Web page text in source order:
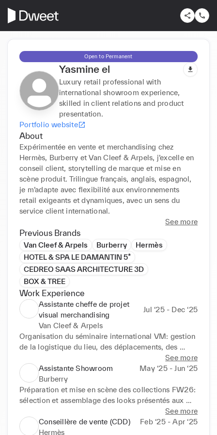
Open to Permanent
Yasmine el
Luxury retail professional with
international showroom experience,
skilled in client relations and product
presentation.
Portfolio website
About
Expérimentée en vente et merchandising chez
Hermès, Burberry et Van Cleef & Arpels, j’excelle en
conseil client, storytelling de marque et mise en
scène produit. Trilingue français, anglais, espagnol,
je m’adapte avec flexibilité aux environnements
retail exigeants et dynamiques, avec un sens du
service client international.
See more
Previous Brands
Van Cleef & Arpels Burberry
Hermès
HOTEL & SPA LE DAMANTIN 5*
CEDREO SAAS ARCHITECTURE 3D
BOX & TREE
Work Experience
Assistante cheffe de projet
visual merchandising
Jul ‘25 - Dec ‘25
Van Cleef & Arpels
Organisation du séminaire international VM: gestion
de la logistique du lieu, des déplacements, des
animations. Communication et coordination des
participants. Développement de PLV
institutionnelles (joaillerie, haute joaillerie,
horlogerie): participation à la création d'outils
permanents, rédaction des briefs fournisseurs, suivi
du développement, validation des prototypes pour
mise en production et veille. Élaboration des
guidelines internationales : rédaction et mise en
See more
Assistante Showroom
May ‘25 - Jun ‘25
Burberry
Préparation et mise en scène des collections FW26:
sélection et assemblage des looks présentés aux
acheteurs internationaux et aux équipes internes
venues du HQ londonien. Coordination des
mannequins et des looks pour les rendez-vous
See more
Conseillère de vente (CDD)
Feb ‘25 - Apr ‘25
Hermès